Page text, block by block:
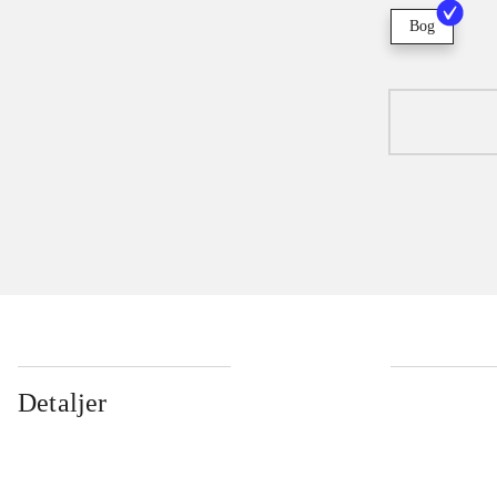
Bog
Detaljer